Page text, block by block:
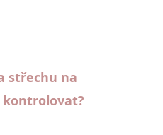
střechu na